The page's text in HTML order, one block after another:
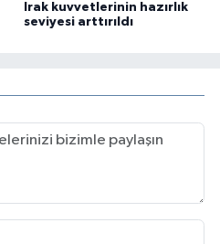
Irak kuvvetlerinin hazırlık
seviyesi arttırıldı